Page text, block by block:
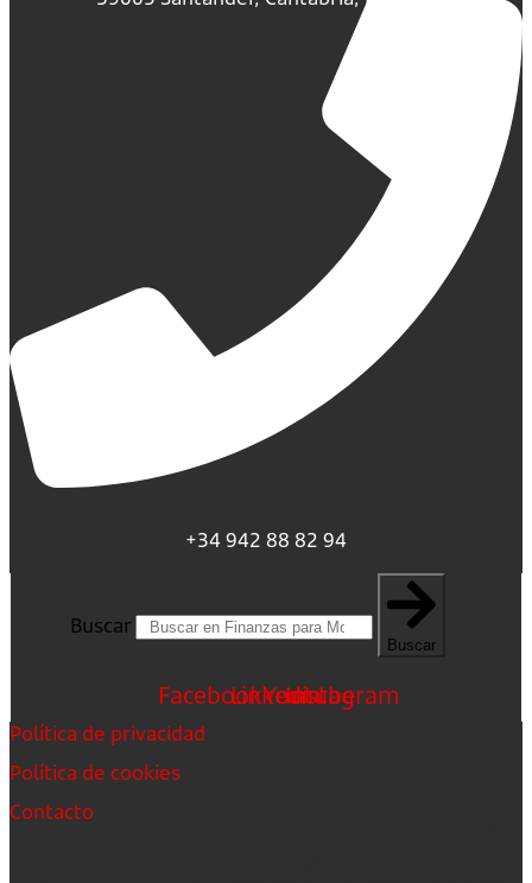
+34 942 88 82 94
Buscar
Buscar
FacebookLinkedin
Youtube
Instagram
Política de privacidad
Política de cookies
Contacto